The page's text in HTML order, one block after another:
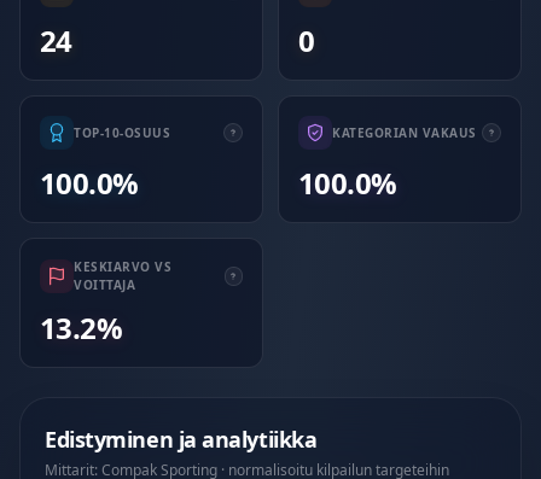
24 0
TOP-10-OSUUS
100.0%
KATEGORIAN VAKAUS
100.0%
KESKIARVO VS
VOITTAJA
13.2%
Edistyminen ja analytiikka
Mittarit: Compak Sporting · normalisoitu kilpailun targeteihin